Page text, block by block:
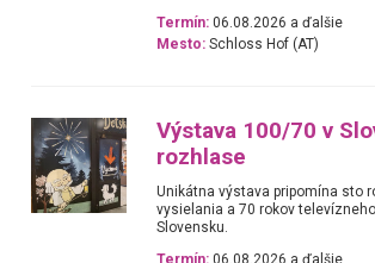
Termín: 06.08.2026 a ďalšie
Mesto: Schloss Hof (AT)
Výstava 100/70 v
rozhlase
Unikátna výstava pripomína sto
vysielania a 70 rokov
Slovensku.
Termín: 06.08.2026 a ďalšie